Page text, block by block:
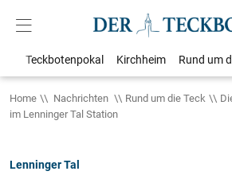
Teckbotenpokal Kirchheim Rund um
Home Nachrichten Rund um die Teck
im Lenninger Tal Station
Lenninger Tal